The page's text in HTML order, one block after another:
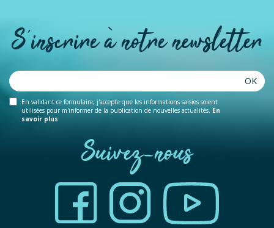
S'inscrire à notre newsletter
En validant ce formulaire, j'accepte que les informations saisies soient
utilisées pour m'informer de la publication de nouvelles actualités. En
savoir plus
OK
Suivez-nous